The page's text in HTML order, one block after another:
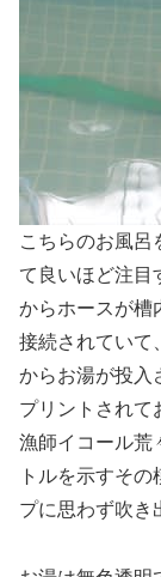
こちらのお風呂
て良いほど注目
からホースが槽
接続されていて
からお湯が投入
プリントされて
漁師イコール荒
トルを示すそ
プに思わず吹き